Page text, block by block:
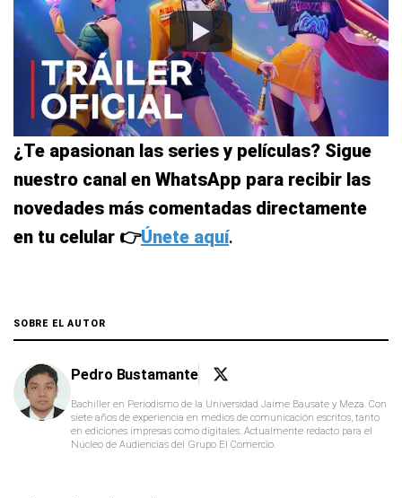
¿Te apasionan las series y películas? Sigue
nuestro canal en WhatsApp para recibir las
novedades más comentadas directamente
en tu celular 👉Únete aquí.
SOBRE EL AUTOR
Pedro Bustamante
Bachiller en Periodismo de la Universidad Jaime Bausate y Meza. Con
siete años de experiencia en medios de comunicación escritos, tanto
en ediciones impresas como digitales. Actualmente redacto para el
Núcleo de Audiencias del Grupo El Comercio.